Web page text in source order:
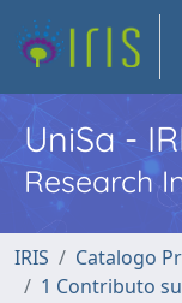
UniSa -
Research
IRIS
Catalogo
1 Contributo